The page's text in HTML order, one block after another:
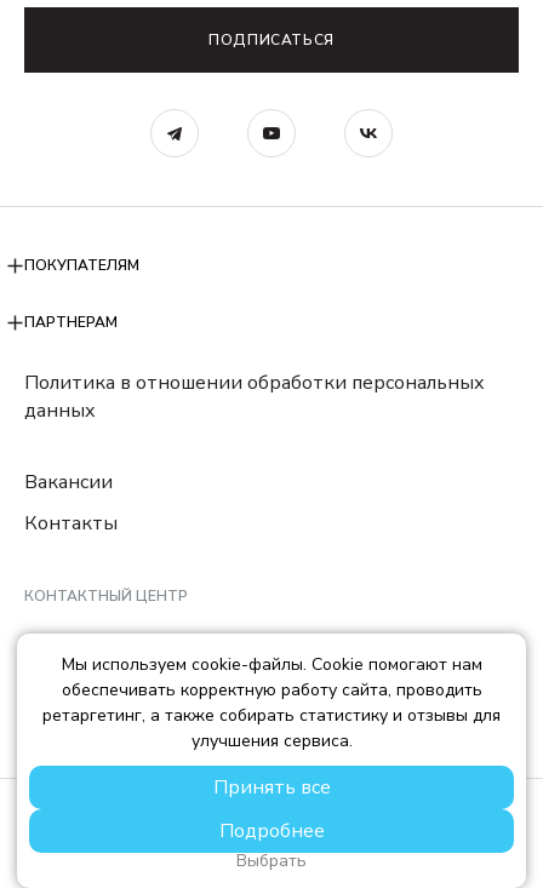
ПОДПИСАТЬСЯ
ПОКУПАТЕЛЯМ
ПАРТНЕРАМ
Политика в отношении обработки персональных
данных
Вакансии
Контакты
КОНТАКТНЫЙ ЦЕНТР
8 (800) 222-78-29
Ежедневно с 10:00 до 22:00 МCK
info@trendisland.ru
© TREND ISLAND
ООО «ТРЕНД АЙЛЕНД», ОГРН: 1217700568667, ИНН:
7714478758, КПП: 771401001
Мы используем cookie-файлы. Cookie помогают нам
обеспечивать корректную работу сайта, проводить
ретаргетинг, а также собирать статистику и отзывы для
улучшения сервиса.
Принять все
Подробнее
Выбрать